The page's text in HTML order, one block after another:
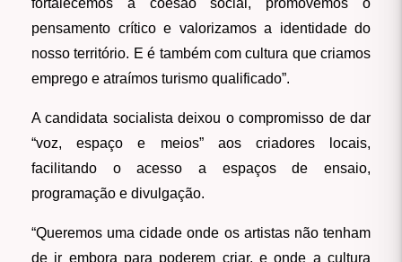
fortalecemos a coesão social, promovemos o
pensamento crítico e valorizamos a identidade do
nosso território. E é também com cultura que criamos
emprego e atraímos turismo qualificado”.
A candidata socialista deixou o compromisso de dar
“voz, espaço e meios” aos criadores locais,
facilitando o acesso a espaços de ensaio,
programação e divulgação.
“Queremos uma cidade onde os artistas não tenham
de ir embora para poderem criar, e onde a cultura